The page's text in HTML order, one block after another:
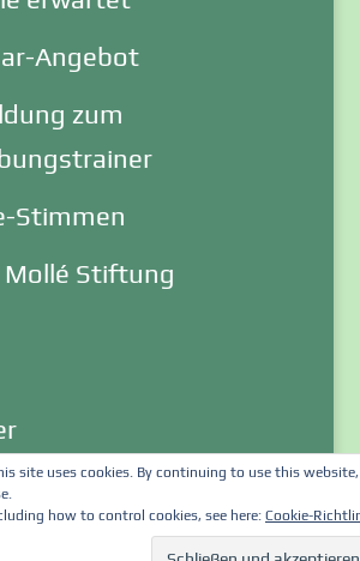
site uses cookies. By continuing to use this website,
how to control cookies, see here: Cookie-
Angebot
zum
Stimmen
Mollé Stiftung